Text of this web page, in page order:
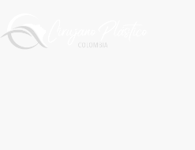
contenido